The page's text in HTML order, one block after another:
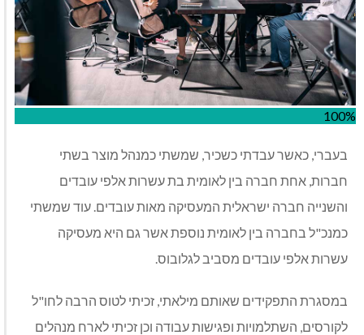
100%
בעברי, כאשר עבדתי כשכיר, שמשתי כמנהל מוצר בשתי
חברות, אחת חברה בין לאומית בת עשרות אלפי עובדים
והשנייה חברה ישראלית המעסיקה מאות עובדים. עוד שמשתי
כמנכ"ל בחברה בין לאומית נוספת אשר גם היא מעסיקה
עשרות אלפי עובדים מסביב לגלובוס.
במסגרת התפקידים שאותם מילאתי, זכיתי לטוס הרבה לחו"ל
לקורסים, השתלמויות ופגישות עבודה וכן זכיתי לארח מנהלים